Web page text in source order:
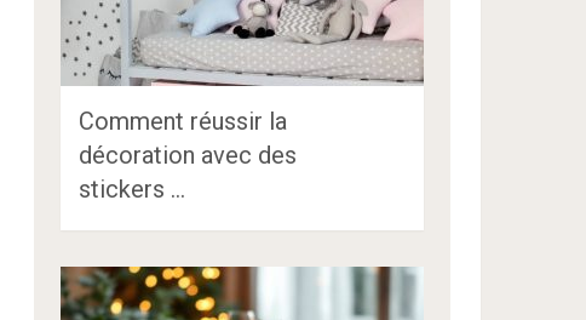
Comment réussir la
décoration avec des
stickers …